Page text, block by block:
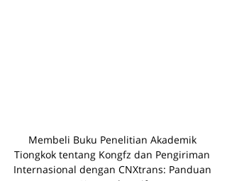
Membeli Buku Penelitian Akademik
Tiongkok tentang Kongfz dan Pengiriman
Internasional dengan CNXtrans: Panduan